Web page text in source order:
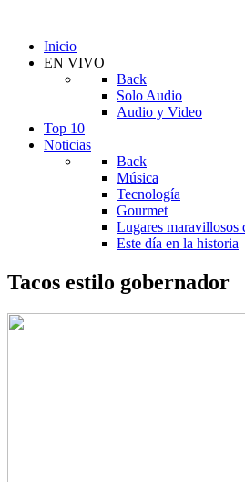
Inicio
EN VIVO
Back
Solo Audio
Audio y Video
Top 10
Noticias
Back
Música
Tecnología
Gourmet
Lugares maravillosos
Este día en la historia
Tacos estilo gobernador